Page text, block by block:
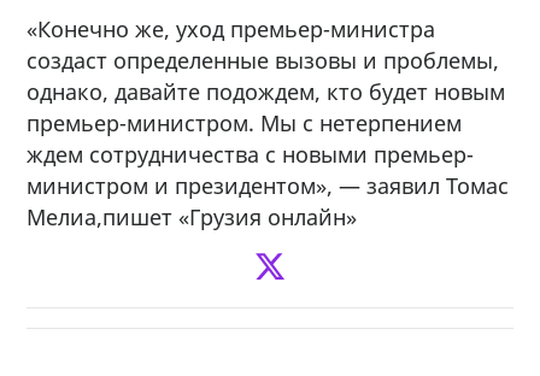
«Конечно же, уход премьер-министра
создаст определенные вызовы и проблемы,
однако, давайте подождем, кто будет новым
премьер-министром. Мы с нетерпением
ждем сотрудничества с новыми премьер-
министром и президентом», — заявил Томас
Мелиа,пишет «Грузия онлайн»